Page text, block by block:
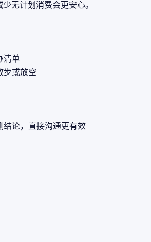
无计划消费会更安心。
清单
步或放空
结论，直接沟通更有效